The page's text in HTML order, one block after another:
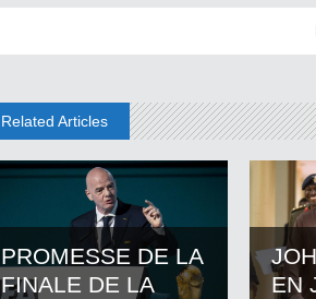
Related Articles
PROMESSE DE LA
FINALE DE LA
EN